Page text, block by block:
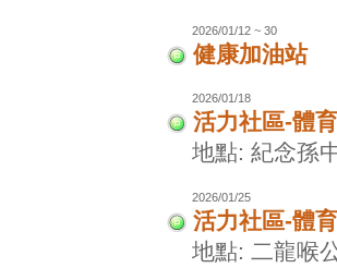
2026/01/12 ~ 30
健康加油站
2026/01/18
活力社區-體
地點: 紀念孫
2026/01/25
活力社區-體
地點: 二龍喉